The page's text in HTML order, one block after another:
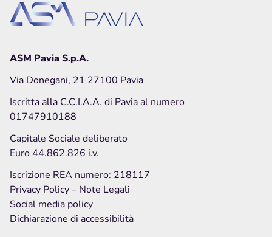
Spazzamento strade – Comune di Pavia
Piano neve – Comune di Pavia
Gestione verde
Archivio fotografico lavori effettuati
Contatti
Note legali
Hai bisogno di info o vuoi inviarci una
ASM Pavia S.p.A.
Via Donegani, 21 27100 Pavia
Iscritta alla C.C.I.A.A. di Pavia al numero
01747910188
Capitale Sociale deliberato
Euro 44.862.826 i.v.
Iscrizione REA numero: 218117
Privacy Policy– Note Legali
Social media policy
Dichiarazione di accessibilità